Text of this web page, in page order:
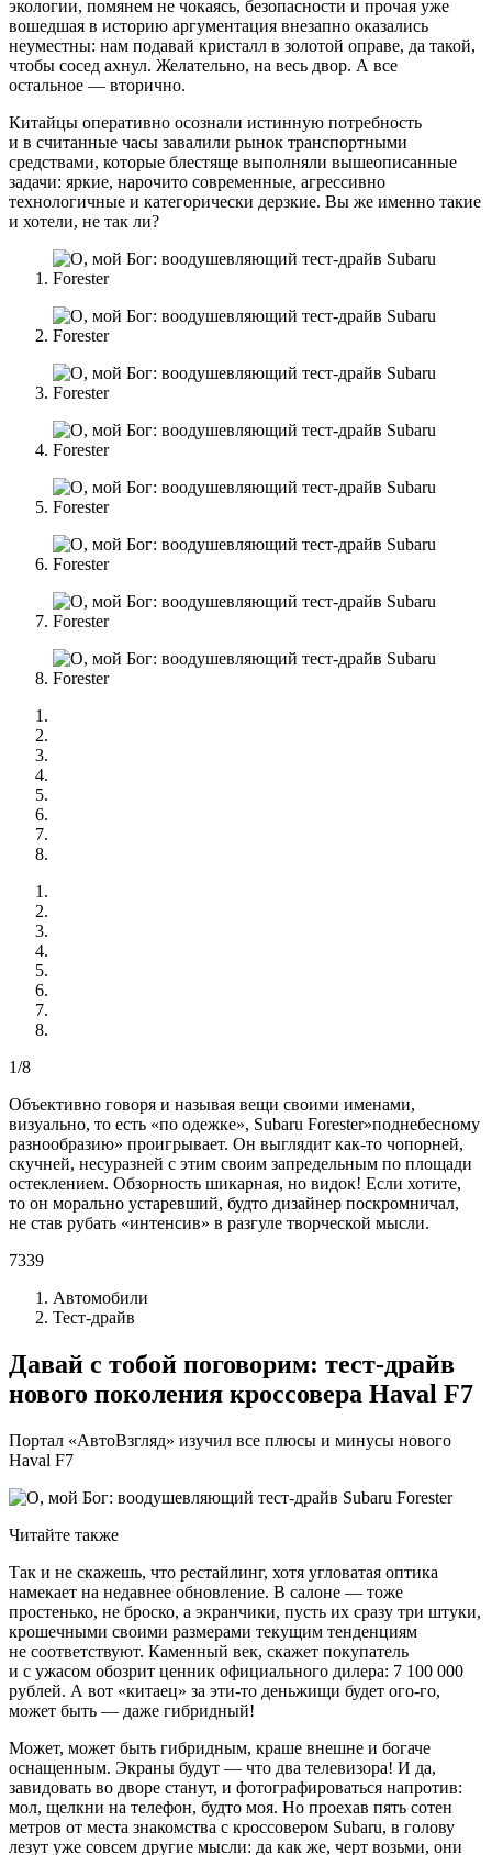
экологии, помянем не чокаясь, безопасности и прочая уже
вошедшая в историю аргументация внезапно оказались
неуместны: нам подавай кристалл в золотой оправе, да такой,
чтобы сосед ахнул. Желательно, на весь двор. А все
остальное — вторично.
Китайцы оперативно осознали истинную потребность
и в считанные часы завалили рынок транспортными
средствами, которые блестяще выполняли вышеописанные
задачи: яркие, нарочито современные, агрессивно
технологичные и категорически дерзкие. Вы же именно такие
и хотели, не так ли?
1/8
Объективно говоря и называя вещи своими именами,
визуально, то есть «по одежке», Subaru Forester»поднебесному
разнообразию» проигрывает. Он выглядит как-то чопорней,
скучней, несуразней с этим своим запредельным по площади
остеклением. Обзорность шикарная, но видок! Если хотите,
то он морально устаревший, будто дизайнер поскромничал,
не став рубать «интенсив» в разгуле творческой мысли.
7339
Автомобили
Тест-драйв
Давай с тобой поговорим: тест-драйв
нового поколения кроссовера Haval F7
Портал «АвтоВзгляд» изучил все плюсы и минусы нового
Haval F7
Читайте также
Так и не скажешь, что рестайлинг, хотя угловатая оптика
намекает на недавнее обновление. В салоне — тоже
простенько, не броско, а экранчики, пусть их сразу три штуки,
крошечными своими размерами текущим тенденциям
не соответствуют. Каменный век, скажет покупатель
и с ужасом обозрит ценник официального дилера: 7 100 000
рублей. А вот «китаец» за эти-то деньжищи будет ого-го,
может быть — даже гибридный!
Может, может быть гибридным, краше внешне и богаче
оснащенным. Экраны будут — что два телевизора! И да,
завидовать во дворе станут, и фотографироваться напротив:
мол, щелкни на телефон, будто моя. Но проехав пять сотен
метров от места знакомства с кроссовером Subaru, в голову
лезут уже совсем другие мысли: да как же, черт возьми, они